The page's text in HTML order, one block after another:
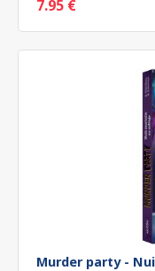
7.95 €
Murder party -